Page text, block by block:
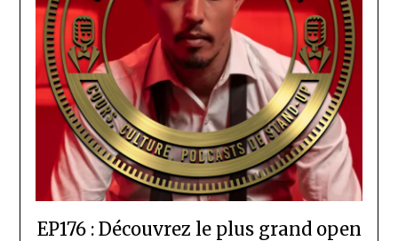
EP176 : Découvrez le plus grand open